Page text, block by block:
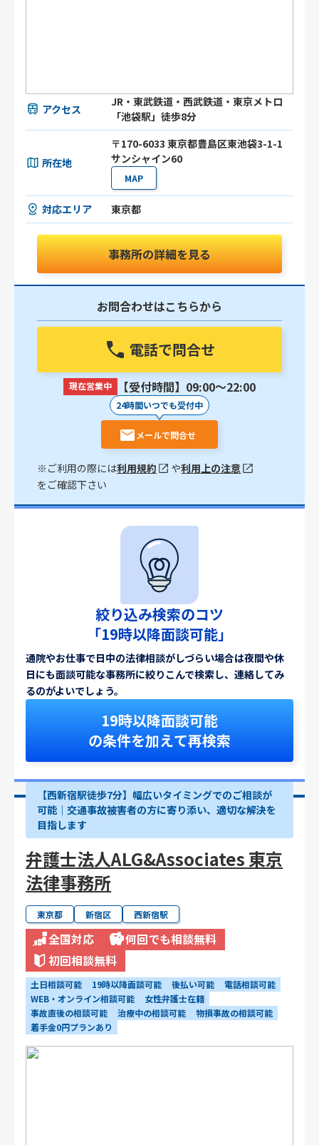
アクセス
JR・東武鉄道・西武鉄道・東京メトロ
「池袋駅」徒歩8分
所在地
〒170-6033 東京都豊島区東池袋3-1-1
サンシャイン60
MAP
対応エリア 東京都
事務所の詳細を見る
お問合わせはこちらから
電話で問合せ
現在営業中 【受付時間】09:00〜22:00
24時間いつでも受付中
メールで問合せ
※ご利用の際には利用規約 や利用上の注意
をご確認下さい
絞り込み検索のコツ
「19時以降面談可能」
通院やお仕事で日中の法律相談がしづらい場合は夜間や休
日にも面談可能な事務所に絞りこんで検索し、連絡してみ
るのがよいでしょう。
19時以降面談可能
の条件を加えて再検索
【西新宿駅徒歩7分】幅広いタイミングでのご相談が
可能｜交通事故被害者の方に寄り添い、適切な解決を
目指します
弁護士法人ALG&Associates 東京
法律事務所
東京都 新宿区 西新宿駅
全国対応
何回でも相談無料
初回相談無料
土日相談可能 19時以降面談可能 後払い可能
電話相談可能
WEB・オンライン相談可能
女性弁護士在籍
事故直後の相談可能
治療中の相談可能
物損事故の相談可能
着手金0円プランあり